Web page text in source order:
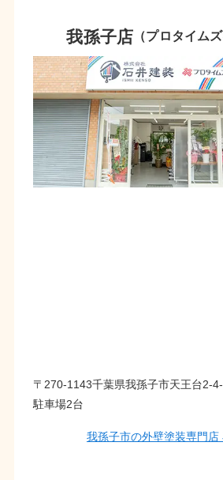
我孫子店 （プロタイム
〒270-1143千葉県我孫子市天王台2-
駐車場2台
我孫子市の外壁塗装専門店